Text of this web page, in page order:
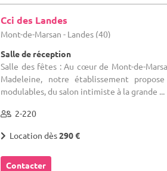
Cci des Landes
Mont-de-Marsan - Landes (40)
Salle de réception
Salle des fêtes : Au cœur de Mont-de-
Madeleine, notre établissement
modulables, du salon intimiste à la grande ...
2-220
Location dès290 €
Contacter